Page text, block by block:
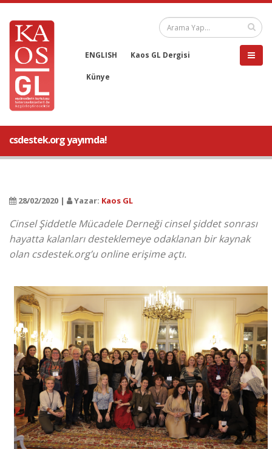
ENGLISH Kaos GL Dergisi
Künye
csdestek.org yayımda!
28/02/2020 | Yazar: Kaos GL
Cinsel Şiddetle Mücadele Derneği cinsel şiddet sonrası
hayatta kalanları desteklemeye odaklanan bir kaynak
olan csdestek.org’u online erişime açtı.